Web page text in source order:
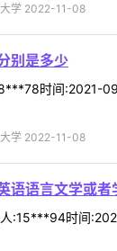
学 2022-11-08
别是多少
时间:2021-
学 2022-11-08
语语言文学或者
:15***94时间